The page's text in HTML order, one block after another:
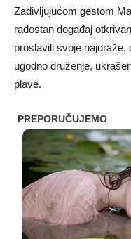
Zadivljujućom gestom
radostan događaj
proslavili svoje najdraže,
ugodno druženje,
plave.